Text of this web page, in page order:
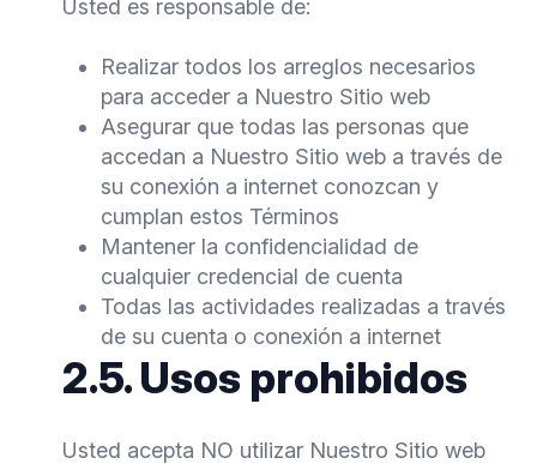
Usted es responsable de:
Realizar todos los arreglos necesarios
para acceder a Nuestro Sitio web
Asegurar que todas las personas que
accedan a Nuestro Sitio web a través de
su conexión a internet conozcan y
cumplan estos Términos
Mantener la confidencialidad de
cualquier credencial de cuenta
Todas las actividades realizadas a través
de su cuenta o conexión a internet
2.5. Usos prohibidos
Usted acepta NO utilizar Nuestro Sitio web